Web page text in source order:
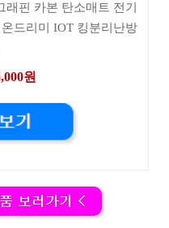
핀 카본 탄소매트 전기
드리미 IOT 킹분리난방
원